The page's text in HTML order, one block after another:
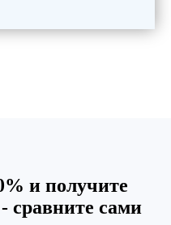
и получите
сравните сами